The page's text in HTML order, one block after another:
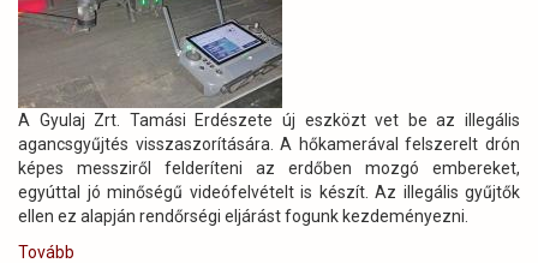
A Gyulaj Zrt. Tamási Erdészete új eszközt vet be az illegális
agancsgyűjtés visszaszorítására. A hőkamerával felszerelt drón
képes messziről felderíteni az erdőben mozgó embereket,
egyúttal jó minőségű videófelvételt is készít. Az illegális gyűjtők
ellen ez alapján rendőrségi eljárást fogunk kezdeményezni.
Tovább